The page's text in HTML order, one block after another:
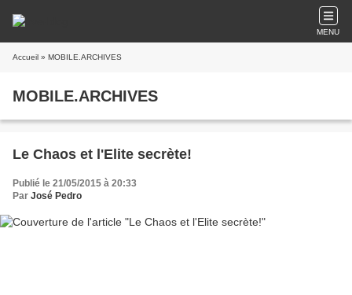
MENU
Accueil » MOBILE.ARCHIVES
MOBILE.ARCHIVES
Le Chaos et l'Elite secrète!
Publié le 21/05/2015 à 20:33
Par José Pedro